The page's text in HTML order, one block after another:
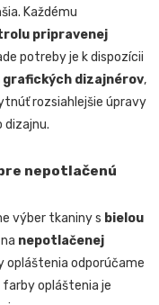
Každému
pripravenej
potreby je k dispozícii
grafických dizajnérov,
rozsiahlejšie úpravy
dizajnu.
nepotlačenú
výber tkaniny s bielou
na nepotlačenej
opláštenia odporúčame
opláštenia je